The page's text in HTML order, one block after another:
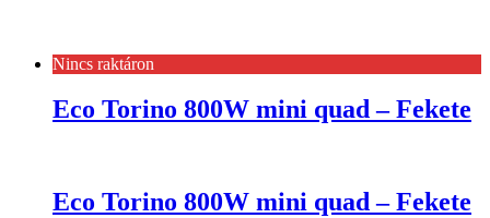
Nincs raktáron
Eco Torino 800W mini quad – Fekete
Eco Torino 800W mini quad – Fekete